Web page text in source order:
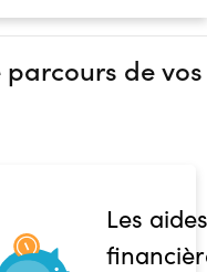
de vos
Les aides